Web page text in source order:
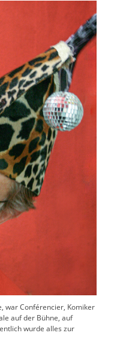
war Conférencier, Komiker
auf der Bühne, auf
wurde alles zur